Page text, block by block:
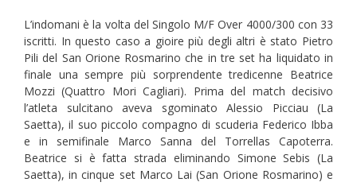
L’indomani è la volta del Singolo M/F Over 4000/300 con 33
iscritti. In questo caso a gioire più degli altri è stato Pietro
Pili del San Orione Rosmarino che in tre set ha liquidato in
finale una sempre più sorprendente tredicenne Beatrice
Mozzi (Quattro Mori Cagliari). Prima del match decisivo
l’atleta sulcitano aveva sgominato Alessio Picciau (La
Saetta), il suo piccolo compagno di scuderia Federico Ibba
e in semifinale Marco Sanna del Torrellas Capoterra.
Beatrice si è fatta strada eliminando Simone Sebis (La
Saetta), in cinque set Marco Lai (San Orione Rosmarino) e